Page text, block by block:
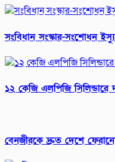
সংবিধান সংস্কার-সংশোধন
১২ কেজি এলপিজি
বেনজীরকে দ্রুত দেশে ফেরানোর